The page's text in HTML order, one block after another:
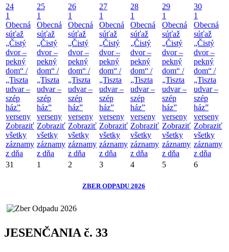
24
1
Obecná
súťaž
„Čistý
dvor –
pekný
dom“ /
„Tiszta
udvar –
szép
ház”
verseny
Zobraziť
všetky
záznamy
z dňa
25
1
Obecná
súťaž
„Čistý
dvor –
pekný
dom“ /
„Tiszta
udvar –
szép
ház”
verseny
Zobraziť
všetky
záznamy
z dňa
26
1
Obecná
súťaž
„Čistý
dvor –
pekný
dom“ /
„Tiszta
udvar –
szép
ház”
verseny
Zobraziť
všetky
záznamy
z dňa
27
1
Obecná
súťaž
„Čistý
dvor –
pekný
dom“ /
„Tiszta
udvar –
szép
ház”
verseny
Zobraziť
všetky
záznamy
z dňa
28
1
Obecná
súťaž
„Čistý
dvor –
pekný
dom“ /
„Tiszta
udvar –
szép
ház”
verseny
Zobraziť
všetky
záznamy
z dňa
29
1
Obecná
súťaž
„Čistý
dvor –
pekný
dom“ /
„Tiszta
udvar –
szép
ház”
verseny
Zobraziť
všetky
záznamy
z dňa
30
1
Obecná
súťaž
„Čistý
dvor –
pekný
dom“ /
„Tiszta
udvar –
szép
ház”
verseny
Zobraziť
všetky
záznamy
z dňa
31
1 2 3 4 5 6
ZBER ODPADU 2026
JESENČANIA č. 33